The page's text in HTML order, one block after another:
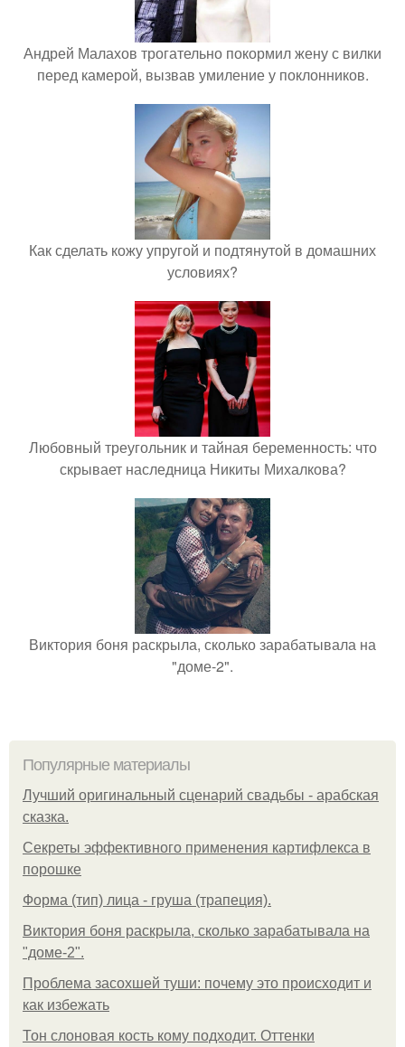
Андрей Малахов трогательно покормил жену с вилки
перед камерой, вызвав умиление у поклонников.
Как сделать кожу упругой и подтянутой в домашних
условиях?
Любовный треугольник и тайная беременность: что
скрывает наследница Никиты Михалкова?
Виктория боня раскрыла, сколько зарабатывала на
"доме-2".
Популярные материалы
Лучший оригинальный сценарий свадьбы - арабская
сказка.
Секреты эффективного применения картифлекса в
порошке
Форма (тип) лица - груша (трапеция).
Виктория боня раскрыла, сколько зарабатывала на
"доме-2".
Проблема засохшей туши: почему это происходит и
как избежать
Тон слоновая кость кому подходит. Оттенки